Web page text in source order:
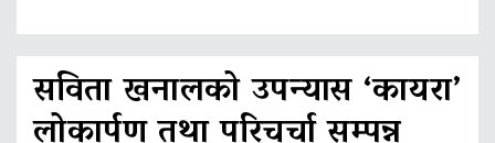
सविता खनालको उपन्यास ‘कायरा’